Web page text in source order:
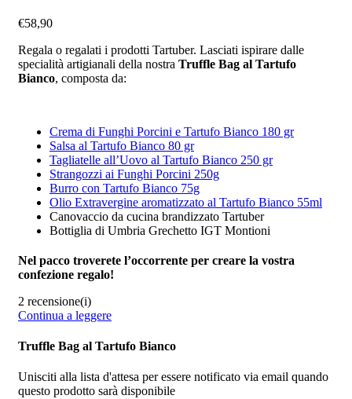
€58,90
Regala o regalati i prodotti Tartuber. Lasciati ispirare dalle
specialità artigianali della nostra Truffle Bag al Tartufo
Bianco, composta da:
Crema di Funghi Porcini e Tartufo Bianco 180 gr
Salsa al Tartufo Bianco 80 gr
Tagliatelle all’Uovo al Tartufo Bianco 250 gr
Strangozzi ai Funghi Porcini 250g
Burro con Tartufo Bianco 75g
Olio Extravergine aromatizzato al Tartufo Bianco 55ml
Canovaccio da cucina brandizzato Tartuber
Bottiglia di Umbria Grechetto IGT Montioni
Nel pacco troverete l’occorrente per creare la vostra
confezione regalo!
2 recensione(i)
Continua a leggere
Truffle Bag al Tartufo Bianco
Unisciti alla lista d'attesa per essere notificato via email quando
questo prodotto sarà disponibile